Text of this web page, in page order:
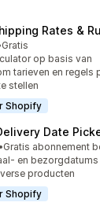
Rates &
in totaal
Gratis
op basis van
tarieven en regels
stellen
Shopify
Date
in totaal
•
en bezorgdatums
producten
Shopify